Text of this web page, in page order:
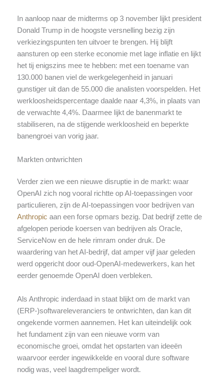
In aanloop naar de midterms op 3 november lijkt president
Donald Trump in de hoogste versnelling bezig zijn
verkiezingspunten ten uitvoer te brengen. Hij blijft
aansturen op een sterke economie met lage inflatie en lijkt
het tij enigszins mee te hebben: met een toename van
130.000 banen viel de werkgelegenheid in januari
gunstiger uit dan de 55.000 die analisten voorspelden. Het
werkloosheidspercentage daalde naar 4,3%, in plaats van
de verwachte 4,4%. Daarmee lijkt de banenmarkt te
stabiliseren, na de stijgende werkloosheid en beperkte
banengroei van vorig jaar.
Markten ontwrichten
Verder zien we een nieuwe disruptie in de markt: waar
OpenAI zich nog vooral richtte op AI-toepassingen voor
particulieren, zijn de AI-toepassingen voor bedrijven van
Anthropic aan een forse opmars bezig. Dat bedrijf zette de
afgelopen periode koersen van bedrijven als Oracle,
ServiceNow en de hele rimram onder druk. De
waardering van het AI-bedrijf, dat amper vijf jaar geleden
werd opgericht door oud-OpenAI-medewerkers, kan het
eerder genoemde OpenAI doen verbleken.
Als Anthropic inderdaad in staat blijkt om de markt van
(ERP-)softwareleveranciers te ontwrichten, dan kan dit
ongekende vormen aannemen. Het kan uiteindelijk ook
het fundament zijn van een nieuwe vorm van
economische groei, omdat het opstarten van ideeën
waarvoor eerder ingewikkelde en vooral dure software
nodig was, veel laagdrempeliger wordt.